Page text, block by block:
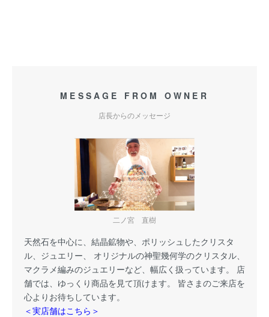
MESSAGE FROM OWNER
店長からのメッセージ
二ノ宮 直樹
天然石を中心に、結晶鉱物や、ポリッシュしたクリスタ
ル、ジュエリー、 オリジナルの神聖幾何学のクリスタル、
マクラメ編みのジュエリーなど、幅広く扱っています。 店
舗では、ゆっくり商品を見て頂けます。 皆さまのご来店を
心よりお待ちしています。
＜実店舗はこちら＞